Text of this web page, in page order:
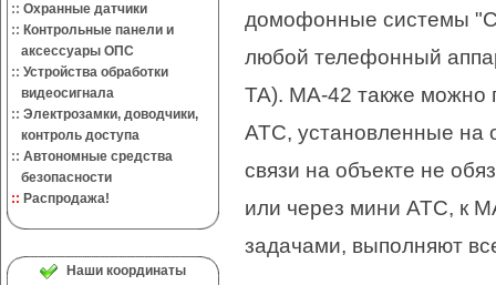
:: Охранные датчики
:: Контрольные панели и
аксессуары ОПС
:: Устройства обработки
видеосигнала
:: Электрозамки, доводчики,
контроль доступа
:: Автономные средства
безопасности
:: Распродажа!
Наши координаты
домофонные системы
любой телефонный
ТА). МА-42 также можно
АТС, установленные на
связи на объекте не
или через мини АТС, к
задачами, выполняют